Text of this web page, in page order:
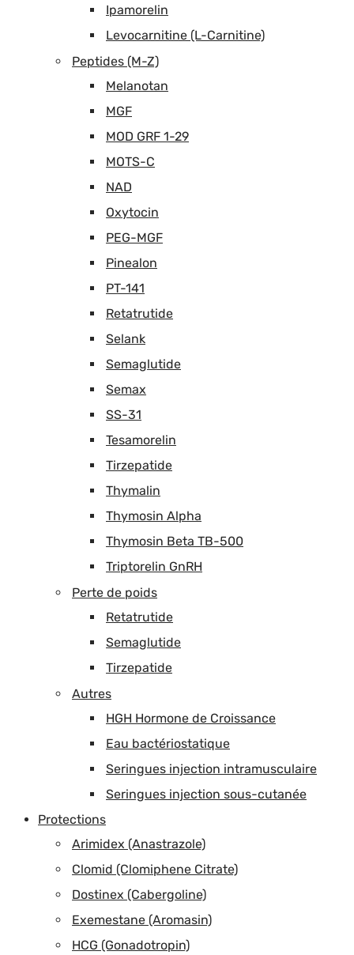
Ipamorelin
Levocarnitine (L-Carnitine)
Peptides (M-Z)
Melanotan
MGF
MOD GRF 1-29
MOTS-C
NAD
Oxytocin
PEG-MGF
Pinealon
PT-141
Retatrutide
Selank
Semaglutide
Semax
SS-31
Tesamorelin
Tirzepatide
Thymalin
Thymosin Alpha
Thymosin Beta TB-500
Triptorelin GnRH
Perte de poids
Retatrutide
Semaglutide
Tirzepatide
Autres
HGH Hormone de Croissance
Eau bactériostatique
Seringues injection intramusculaire
Seringues injection sous-cutanée
Protections
Arimidex (Anastrazole)
Clomid (Clomiphene Citrate)
Dostinex (Cabergoline)
Exemestane (Aromasin)
HCG (Gonadotropin)